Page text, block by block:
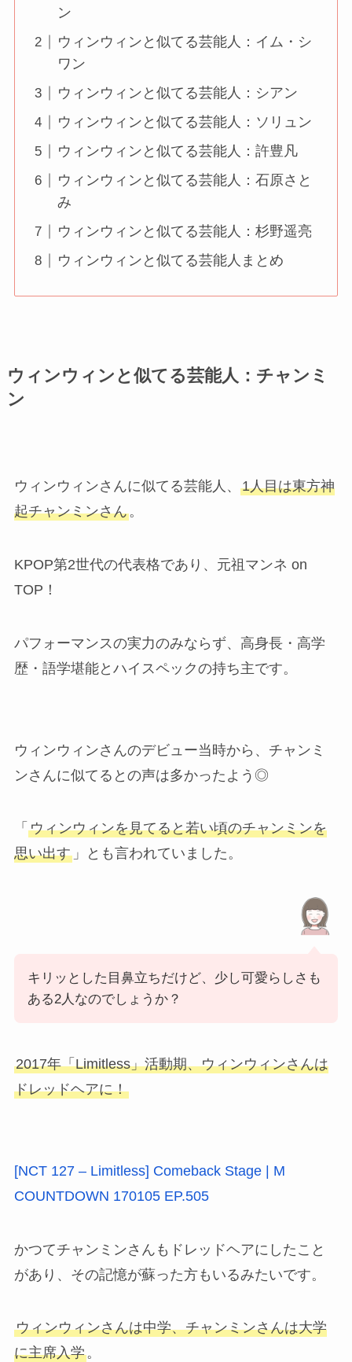
ン
ウィンウィンと似てる芸能人：イム・シ
ワン
ウィンウィンと似てる芸能人：シアン
ウィンウィンと似てる芸能人：ソリュン
ウィンウィンと似てる芸能人：許豊凡
ウィンウィンと似てる芸能人：石原さと
み
ウィンウィンと似てる芸能人：杉野遥亮
ウィンウィンと似てる芸能人まとめ
ウィンウィンと似てる芸能人：チャンミ
ン
ウィンウィンさんに似てる芸能人、 1人目は東方神
起チャンミンさん。
KPOP第2世代の代表格であり、元祖マンネ on
TOP！
パフォーマンスの実力のみならず、高身長・高学
歴・語学堪能とハイスペックの持ち主です。
ウィンウィンさんのデビュー当時から、チャンミ
ンさんに似てるとの声は多かったよう◎
「 ウィンウィンを見てると若い頃のチャンミンを
思い出す」とも言われていました。
キリッとした目鼻立ちだけど、少し可愛らしさも
ある2人なのでしょうか？
2017年「Limitless」活動期、ウィンウィンさんは
ドレッドヘアに！
[NCT 127 – Limitless] Comeback Stage | M
COUNTDOWN 170105 EP.505
かつてチャンミンさんもドレッドヘアにしたこと
があり、その記憶が蘇った方もいるみたいです。
ウィンウィンさんは中学、チャンミンさんは大学
に主席入学。